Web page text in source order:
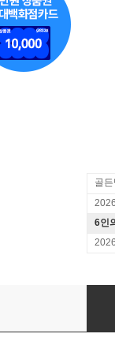
골
6인
나